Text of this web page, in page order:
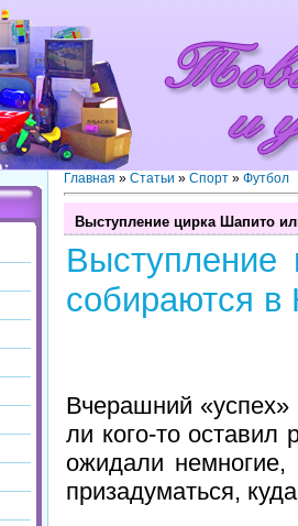
Главная » Статьи » Спорт » Футбол
Выступление цирка Шапито
собираются в
Вчерашний
ли кого-то оставил
ожидали
призадуматься,